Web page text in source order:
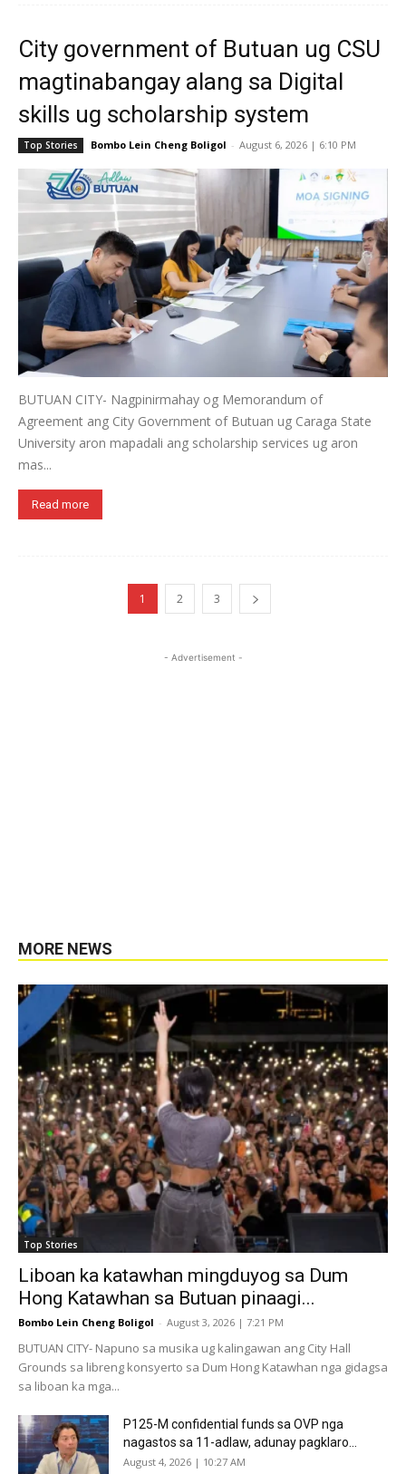
City government of Butuan ug CSU
magtinabangay alang sa Digital
skills ug scholarship system
Top Stories Bombo Lein Cheng Boligol - August 6, 2026 | 6:10 PM
BUTUAN CITY- Nagpinirmahay og Memorandum of
Agreement ang City Government of Butuan ug Caraga State
University aron mapadali ang scholarship services ug aron
mas...
Read more
1 2 3
- Advertisement -
MORE NEWS
Top Stories
Liboan ka katawhan mingduyog sa Dum
Hong Katawhan sa Butuan pinaagi...
Bombo Lein Cheng Boligol - August 3, 2026 | 7:21 PM
BUTUAN CITY- Napuno sa musika ug kalingawan ang City Hall
Grounds sa libreng konsyerto sa Dum Hong Katawhan nga gidagsa
sa liboan ka mga...
P125-M confidential funds sa OVP nga
nagastos sa 11-adlaw, adunay pagklaro...
August 4, 2026 | 10:27 AM